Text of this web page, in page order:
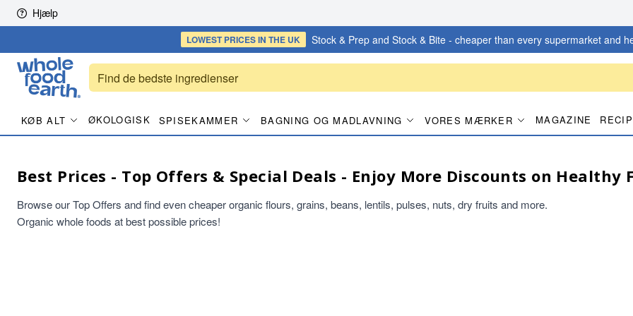
Skip to content
Hjælp
LOWEST PRICESIN THE UK Stock & Prep and Stock & Bite - cheaper than every supermarket and
KØB ALT ØKOLOGISK SPISEKAMMER BAGNING OG MADLAVNING VORES MÆRKER MAGAZINE
Best Prices - Top Offers & Special Deals - Enjoy More Discounts on Healthy
Browse our Top Offers and find even cheaper organic flours, grains, beans, lentils, pulses, nuts, dry fruits and more.
Organic whole foods at best possible prices!